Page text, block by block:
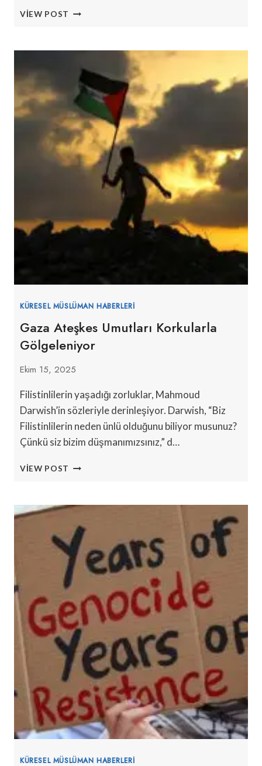
VIEW POST GAZA
HINDISTAN’DAKI
MÜSLÜMANLARI
TEHDIT
ETMENIN
YOLU
KÜRESEL MÜSLÜMAN HABERLERI
Gaza Ateşkes Umutları Korkularla
Gölgeleniyor
Ekim 15, 2025
Filistinlilerin yaşadığı zorluklar, Mahmoud
Darwish’in sözleriyle derinleşiyor. Darwish, “Biz
Filistinlilerin neden ünlü olduğunu biliyor musunuz?
Çünkü siz bizim düşmanımızsınız,” d…
VIEW POST GAZA
KÜRESEL MÜSLÜMAN HABERLERI